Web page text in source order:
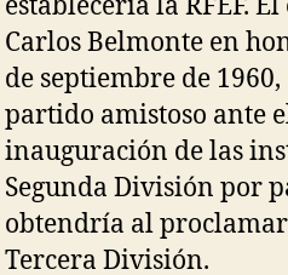
Carlos Belmonte en
de septiembre de
partido amistoso ante
inauguración de las
Segunda División por
obtendría al
Tercera División.